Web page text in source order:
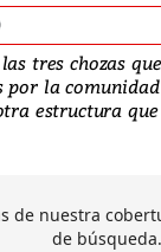
las tres chozas
por la
estructura que
de nuestra
de búsqueda.